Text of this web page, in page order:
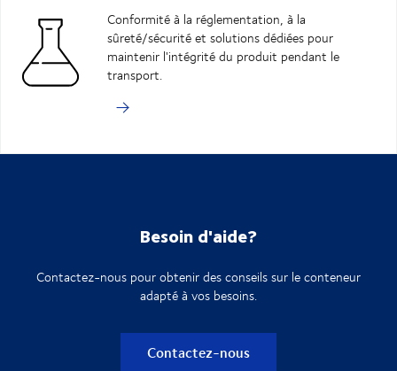
Conformité à la réglementation, à la
sûreté/sécurité et solutions dédiées pour
maintenir l'intégrité du produit pendant le
transport.
Besoin d'aide?
Contactez-nous pour obtenir des conseils sur le conteneur
adapté à vos besoins.
Contactez-nous